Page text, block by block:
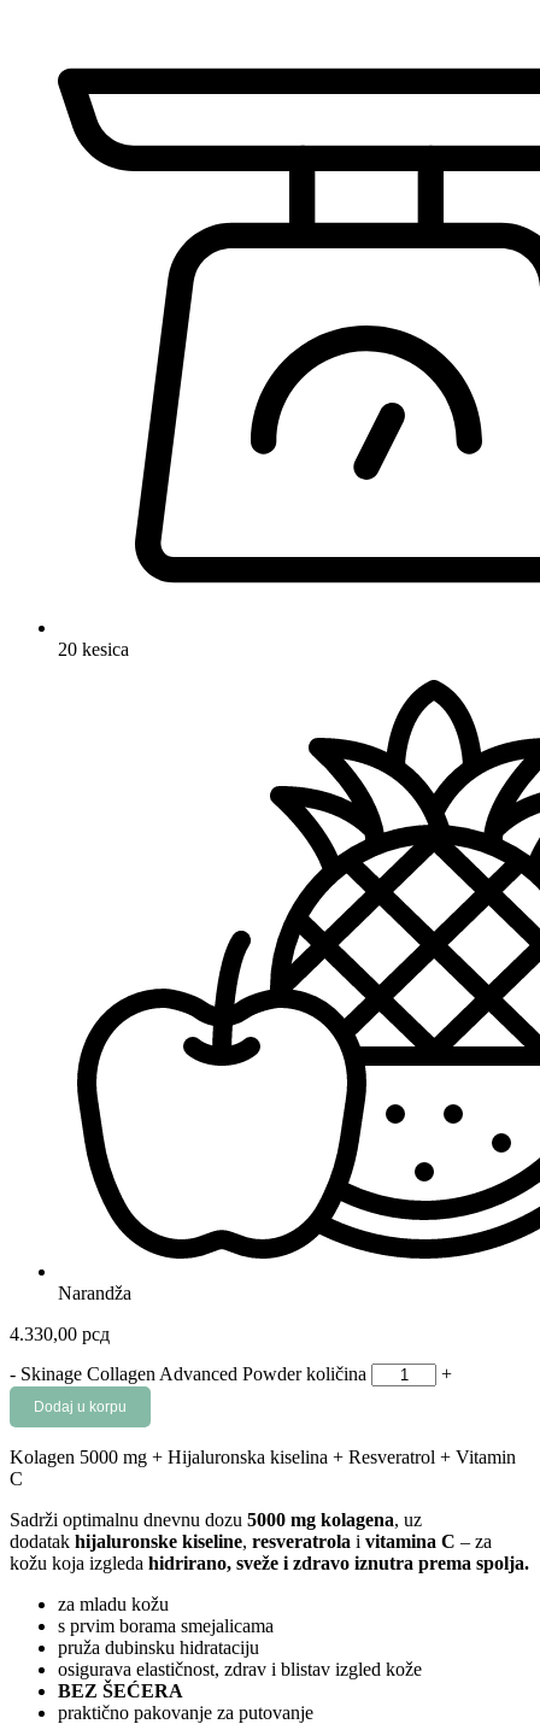
20 kesica
Narandža
4.330,00 рсд
- Skinage Collagen Advanced Powder količina +
Dodaj u korpu
Kolagen 5000 mg + Hijaluronska kiselina + Resveratrol + Vitamin
C
Sadrži optimalnu dnevnu dozu 5000 mg kolagena, uz
dodatak hijaluronske kiseline, resveratrola i vitamina C – za
kožu koja izgleda hidrirano, sveže i zdravo iznutra prema spolja.
za mladu kožu
s prvim borama smejalicama
pruža dubinsku hidrataciju
osigurava elastičnost, zdrav i blistav izgled kože
BEZ ŠEĆERA
praktično pakovanje za putovanje